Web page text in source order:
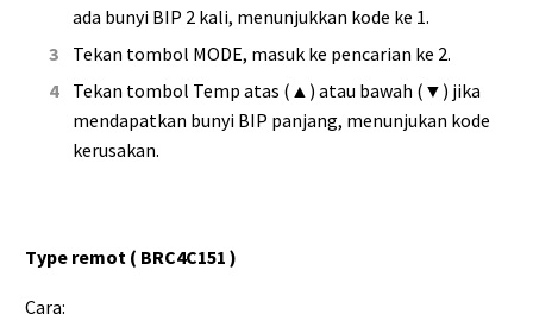
ada bunyi BIP 2 kali, menunjukkan kode ke 1.
Tekan tombol MODE, masuk ke pencarian ke 2.
Tekan tombol Temp atas (▲) atau bawah (▼) jika
mendapatkan bunyi BIP panjang, menunjukan kode
kerusakan.
Type remot ( BRC4C151 )
Cara: